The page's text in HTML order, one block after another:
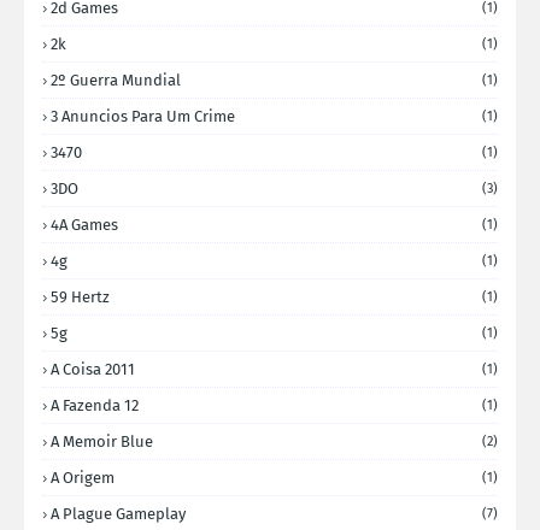
2d Games (1)
2k (1)
2º Guerra Mundial (1)
3 Anuncios Para Um Crime (1)
3470 (1)
3DO (3)
4A Games (1)
4g (1)
59 Hertz (1)
5g (1)
A Coisa 2011 (1)
A Fazenda 12 (1)
A Memoir Blue (2)
A Origem (1)
A Plague Gameplay (7)